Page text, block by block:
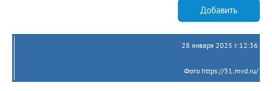
Добавить
28 января 2025 г. 12:36
Фото https://31.mvd.ru/